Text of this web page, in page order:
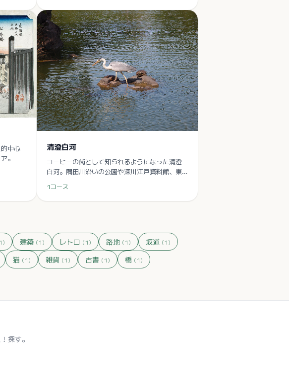
中心
。
清澄白河
コーヒーの街として知られるようになった清澄
白河。隅田川沿いの公園や深川江戸資料館、東
リア。
1コース
) 建築 (1) レトロ (1) 路地 (1) 坂道 (1)
猫 (1) 雑貨 (1) 古書 (1) 橋 (1)
探す。